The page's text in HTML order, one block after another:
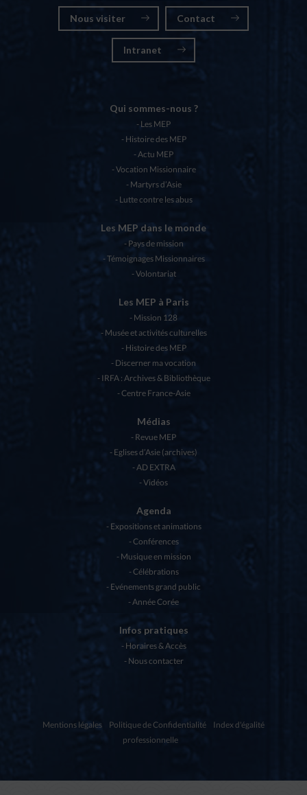
Nous visiter Contact
Intranet
Qui sommes-nous ?
Les MEP
Histoire des MEP
Actu MEP
Vocation Missionnaire
Martyrs d’Asie
Lutte contre les abus
Les MEP dans le monde
Pays de mission
Témoignages Missionnaires
Volontariat
Les MEP à Paris
Mission 128
Musée et activités culturelles
Histoire des MEP
Discerner ma vocation
IRFA : Archives & Bibliothèque
Centre France-Asie
Médias
Revue MEP
Eglises d’Asie (archives)
AD EXTRA
Vidéos
Agenda
Expositions et animations
Conférences
Musique en mission
Célébrations
Evénements grand public
Année Corée
Infos pratiques
Horaires & Accès
Nous contacter
Mentions légales Politique de Confidentialité
Index d'égalité
professionnelle